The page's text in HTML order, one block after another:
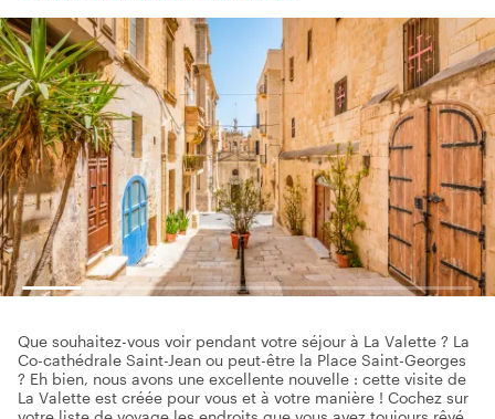
Que souhaitez-vous voir pendant votre séjour à La Valette ? La
Co-cathédrale Saint-Jean ou peut-être la Place Saint-Georges
? Eh bien, nous avons une excellente nouvelle : cette visite de
La Valette est créée pour vous et à votre manière ! Cochez sur